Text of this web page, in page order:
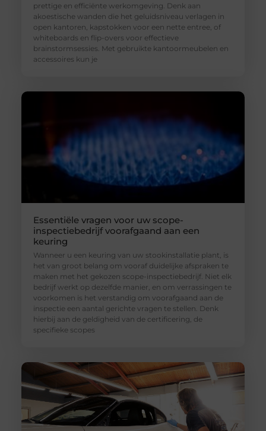
prettige en efficiënte werkomgeving. Denk aan
akoestische wanden die het geluidsniveau verlagen in
open kantoren, kapstokken voor een nette entree, of
whiteboards en flip-overs voor effectieve
brainstormsessies. Met gebruikte kantoormeubelen en
accessoires kun je
Essentiële vragen voor uw scope-
inspectiebedrijf voorafgaand aan een
keuring
Wanneer u een keuring van uw stookinstallatie plant, is
het van groot belang om vooraf duidelijke afspraken te
maken met het gekozen scope-inspectiebedrijf. Niet elk
bedrijf werkt op dezelfde manier, en om verrassingen te
voorkomen is het verstandig om voorafgaand aan de
inspectie een aantal gerichte vragen te stellen. Denk
hierbij aan de geldigheid van de certificering, de
specifieke scopes